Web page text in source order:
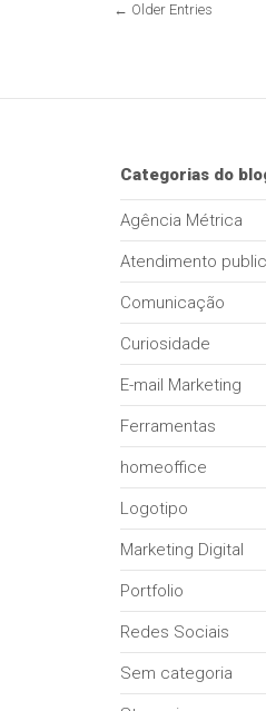
← Older Entries
Categorias do
Agência Métrica
Atendimento
Comunicação
Curiosidade
E-mail Marketing
Ferramentas
homeoffice
Logotipo
Marketing Digital
Portfolio
Redes Sociais
Sem categoria